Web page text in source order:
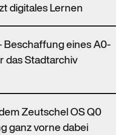
digitales Lernen
Beschaffung eines A0-
das Stadtarchiv
Zeutschel OS Q0
ganz vorne dabei